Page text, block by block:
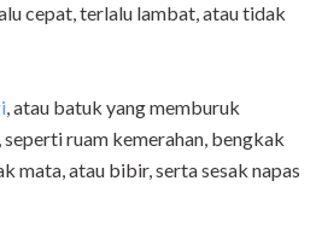
cepat, terlalu lambat, atau tidak
, atau batuk yang memburuk
ruam kemerahan, bengkak
mata, atau bibir, serta sesak napas